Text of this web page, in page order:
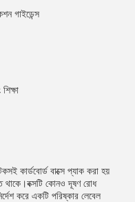
গাইডেন্স
কার্ডবোর্ড বাক্সে প্যাক করা হয়
থাকে।বক্সটি কোনও দূষণ রোধ
করে একটি পরিষ্কার লেবেল